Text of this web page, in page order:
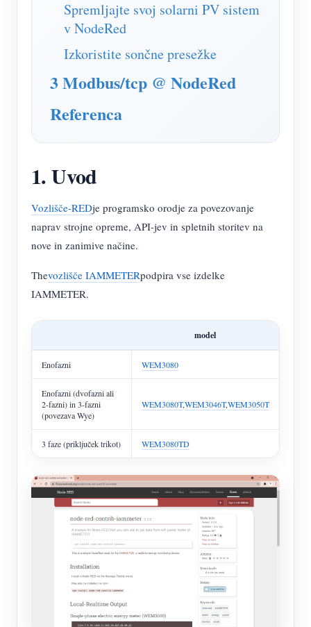
Simulator IAMMETER
Virtualni števec
Sistem za napovedovanje in simulacijo energije
Aplikacije
Monitor energije solarnega PV sistema
Monitor porabe električne energije
Nadzorni sistem PV grelnika
Tovarniški energetski nadzor
Trgovina
Viri
Hitri začetek izdelka
Vadnica Video
pogosta vprašanja
Novice
Skupnost
Razvijalec
Raziščite
Kontakt
Spremljajte svoj solarni PV sistem
v NodeRed
Izkoristite sončne presežke
3 Modbus/tcp @ NodeRed
Referenca
1. Uvod
Vozlišče-REDje programsko orodje za povezovanje
naprav strojne opreme, API-jev in spletnih storitev na
nove in zanimive načine.
Thevozlišče IAMMETERpodpira vse izdelke
IAMMETER.
model
Enofazni WEM3080
Enofazni (dvofazni ali
2-fazni) in 3-fazni
(povezava Wye)
WEM3080T,WEM3046T,WEM3050T
3 faze (priključek trikot) WEM3080TD